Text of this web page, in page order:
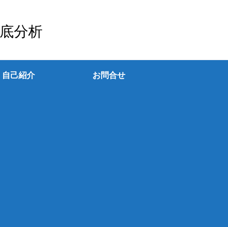
分析
自己紹介 お問合せ